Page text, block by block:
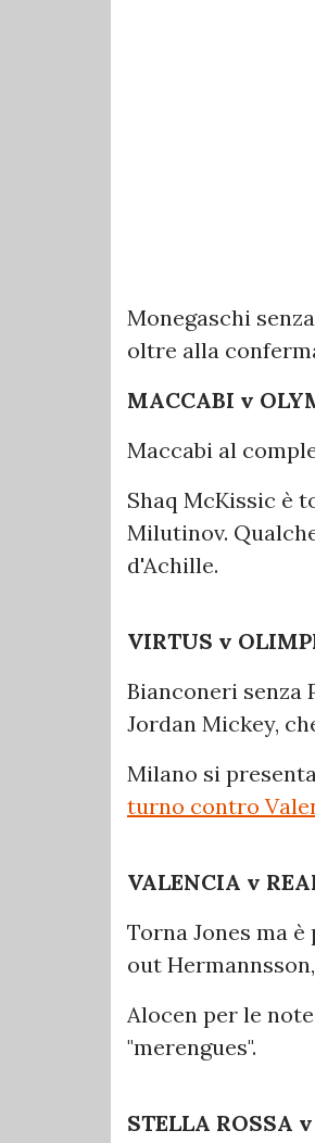
Monegaschi
oltre alla
MACCABI v
Maccabi al
Shaq McKissic è
Milutinov.
d'Achille.
VIRTUS v
Bianconeri senza
Jordan Mickey,
Milano si
turno contro
VALENCIA v
Torna Jones ma
out
Alocen per le
"merengues".
STELLA ROSSA